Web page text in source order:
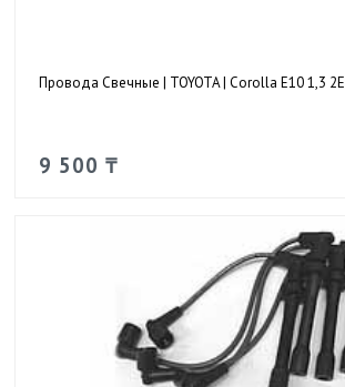
Провода Свечные | TOYOTA | Corolla E10 1,3 2E
9 500 ₸